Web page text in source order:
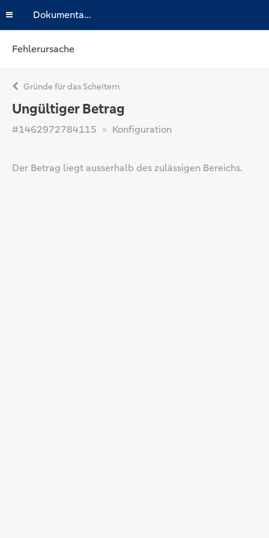
Dokumentation
Fehlerursache
Gründe für das Scheitern
Ungültiger Betrag
#1462972784115 Konfiguration
Der Betrag liegt ausserhalb des zulässigen Bereichs.